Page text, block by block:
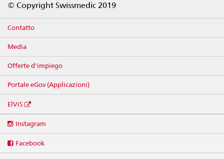
© Copyright Swissmedic 2019
Contatto
Media
Offerte d'impiego
Portale eGov (Applicazioni)
ElViS
media
Instagram
Facebook